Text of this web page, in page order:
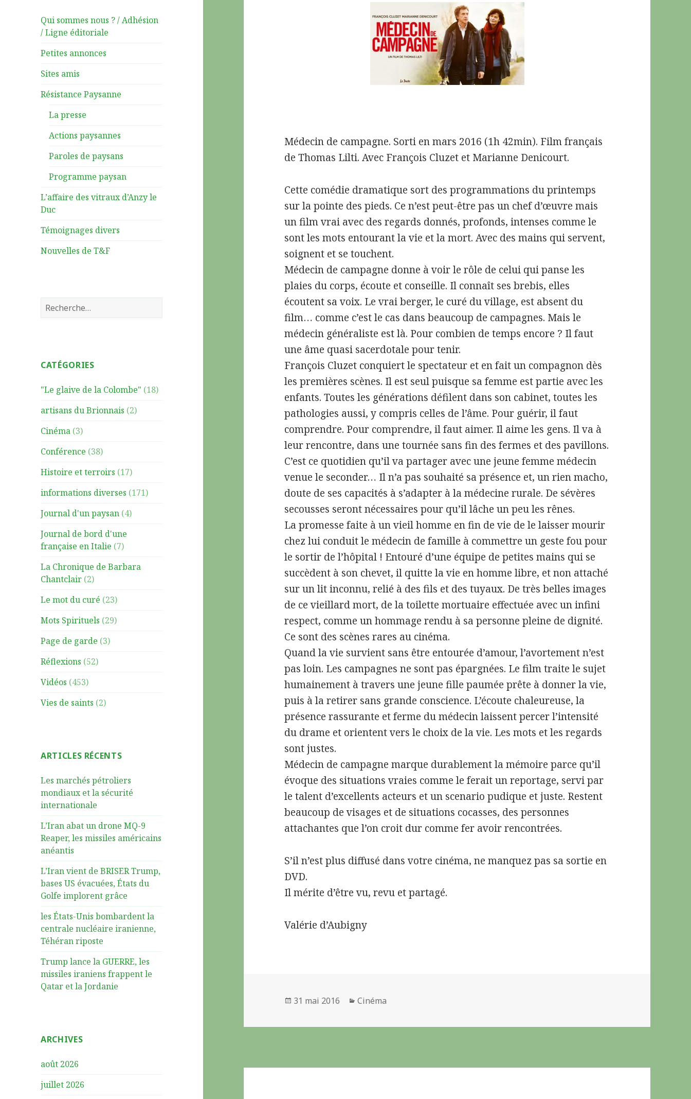
Qui sommes nous ? / Adhésion
/ Ligne éditoriale
Petites annonces
Sites amis
Résistance Paysanne
La presse
Actions paysannes
Paroles de paysans
Programme paysan
L’affaire des vitraux d’Anzy le
Duc
Témoignages divers
Nouvelles de T&F
R
e
r
h
r
CATÉGORIES
"Le glaive de la Colombe" (18)
artisans du Brionnais (2)
Cinéma (3)
Conférence (38)
Histoire et terroirs (17)
informations diverses (171)
Journal d'un paysan (4)
Journal de bord d'une
française en Italie (7)
La Chronique de Barbara
Chantclair (2)
Le mot du curé (23)
Mots Spirituels (29)
Page de garde (3)
Réflexions (52)
Vidéos (453)
Vies de saints (2)
ARTICLES RÉCENTS
Les marchés pétroliers
mondiaux et la sécurité
internationale
L’Iran abat un drone MQ-9
Reaper, les missiles américains
anéantis
L’Iran vient de BRISER Trump,
bases US évacuées, États du
Golfe implorent grâce
les États-Unis bombardent la
centrale nucléaire iranienne,
Téhéran riposte
Trump lance la GUERRE, les
missiles iraniens frappent le
Qatar et la Jordanie
ARCHIVES
août 2026
juillet 2026
Médecin de campagne. Sorti en mars 2016 (1h 42min). Film français
de Thomas Lilti. Avec François Cluzet et Marianne Denicourt.
Cette comédie dramatique sort des programmations du printemps
sur la pointe des pieds. Ce n’est peut-être pas un chef d’œuvre mais
un film vrai avec des regards donnés, profonds, intenses comme le
sont les mots entourant la vie et la mort. Avec des mains qui servent,
soignent et se touchent.
Médecin de campagne donne à voir le rôle de celui qui panse les
plaies du corps, écoute et conseille. Il connaît ses brebis, elles
écoutent sa voix. Le vrai berger, le curé du village, est absent du
film… comme c’est le cas dans beaucoup de campagnes. Mais le
médecin généraliste est là. Pour combien de temps encore ? Il faut
une âme quasi sacerdotale pour tenir.
François Cluzet conquiert le spectateur et en fait un compagnon dès
les premières scènes. Il est seul puisque sa femme est partie avec les
enfants. Toutes les générations défilent dans son cabinet, toutes les
pathologies aussi, y compris celles de l’âme. Pour guérir, il faut
comprendre. Pour comprendre, il faut aimer. Il aime les gens. Il va à
leur rencontre, dans une tournée sans fin des fermes et des pavillons.
C’est ce quotidien qu’il va partager avec une jeune femme médecin
venue le seconder… Il n’a pas souhaité sa présence et, un rien macho,
doute de ses capacités à s’adapter à la médecine rurale. De sévères
secousses seront nécessaires pour qu’il lâche un peu les rênes.
La promesse faite à un vieil homme en fin de vie de le laisser mourir
chez lui conduit le médecin de famille à commettre un geste fou pour
le sortir de l’hôpital ! Entouré d’une équipe de petites mains qui se
succèdent à son chevet, il quitte la vie en homme libre, et non attaché
sur un lit inconnu, relié à des fils et des tuyaux. De très belles images
de ce vieillard mort, de la toilette mortuaire effectuée avec un infini
respect, comme un hommage rendu à sa personne pleine de dignité.
Ce sont des scènes rares au cinéma.
Quand la vie survient sans être entourée d’amour, l’avortement n’est
pas loin. Les campagnes ne sont pas épargnées. Le film traite le sujet
humainement à travers une jeune fille paumée prête à donner la vie,
puis à la retirer sans grande conscience. L’écoute chaleureuse, la
présence rassurante et ferme du médecin laissent percer l’intensité
du drame et orientent vers le choix de la vie. Les mots et les regards
sont justes.
Médecin de campagne marque durablement la mémoire parce qu’il
évoque des situations vraies comme le ferait un reportage, servi par
le talent d’excellents acteurs et un scenario pudique et juste. Restent
beaucoup de visages et de situations cocasses, des personnes
attachantes que l’on croit dur comme fer avoir rencontrées.
S’il n’est plus diffusé dans votre cinéma, ne manquez pas sa sortie en
DVD.
Il mérite d’être vu, revu et partagé.
Valérie d’Aubigny
Publié
31 mai 2016 Catégories
Cinéma